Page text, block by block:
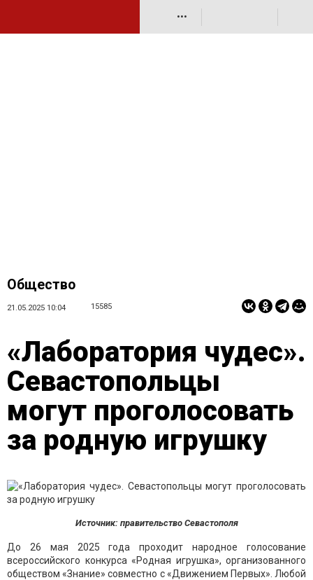
•••
Общество
21.05.2025 10:04 15585
«Лаборатория чудес».
Севастопольцы
могут проголосовать
за родную игрушку
Источник: правительство Севастополя
До 26 мая 2025 года проходит народное голосование
всероссийского конкурса «Родная игрушка», организованного
обществом «Знание» совместно с «Движением Первых». Любой